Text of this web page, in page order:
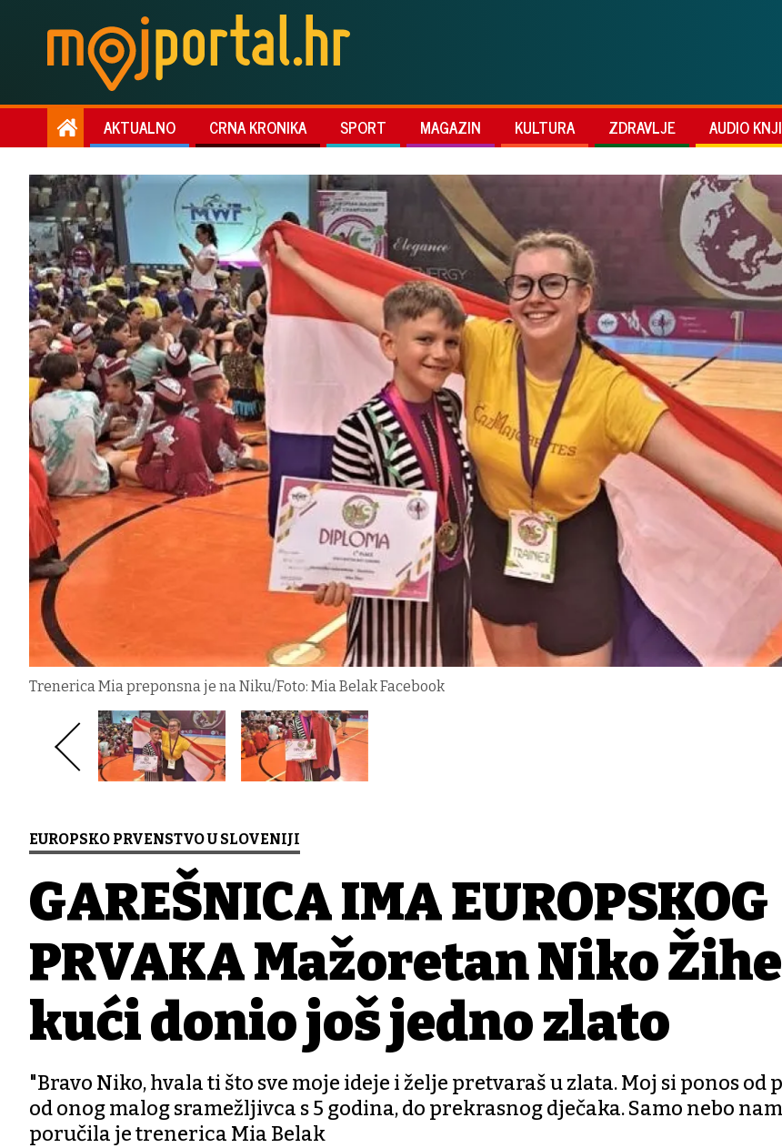
AKTUALNO CRNA KRONIKA SPORT MAGAZIN KULTURA ZDRAVLJE AUDIO
Trenerica Mia preponsna je na Niku/Foto: Mia Belak Facebook
EUROPSKO PRVENSTVO U SLOVENIJI
GAREŠNICA IMA EUROPSKOG
PRVAKA Mažoretan Niko
kući donio još jedno zlato
"Bravo Niko, hvala ti što sve moje ideje i želje pretvaraš u zlata. Moj si ponos od
od onog malog sramežljivca s 5 godina, do prekrasnog dječaka. Samo nebo
poručila je trenerica Mia Belak